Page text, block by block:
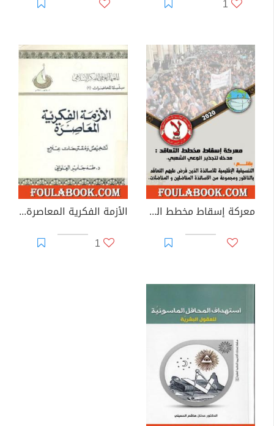
1
معركة إسقاط مخطط التعاقد: مدخل لتجذير الوعي الشعبي
الأزمة الفكرية المعاصرة - تشخيص ومقترحات علاج
1